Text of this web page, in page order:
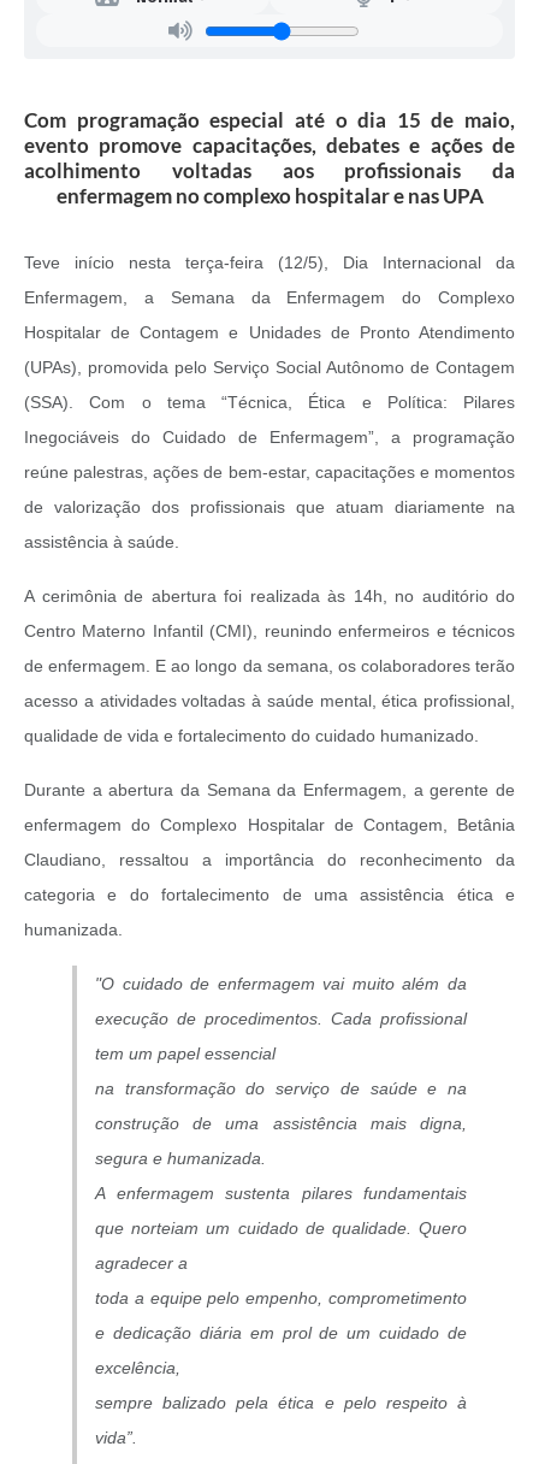
Com programação especial até o dia 15 de maio,
evento promove capacitações, debates e ações de
acolhimento voltadas aos profissionais da
enfermagem no complexo hospitalar e nas UPA
Teve início nesta terça-feira (12/5), Dia Internacional da
Enfermagem, a Semana da Enfermagem do Complexo
Hospitalar de Contagem e Unidades de Pronto Atendimento
(UPAs), promovida pelo Serviço Social Autônomo de Contagem
(SSA). Com o tema “Técnica, Ética e Política: Pilares
Inegociáveis do Cuidado de Enfermagem”, a programação
reúne palestras, ações de bem-estar, capacitações e momentos
de valorização dos profissionais que atuam diariamente na
assistência à saúde.
A cerimônia de abertura foi realizada às 14h, no auditório do
Centro Materno Infantil (CMI), reunindo enfermeiros e técnicos
de enfermagem. E ao longo da semana, os colaboradores terão
acesso a atividades voltadas à saúde mental, ética profissional,
qualidade de vida e fortalecimento do cuidado humanizado.
Durante a abertura da Semana da Enfermagem, a gerente de
enfermagem do Complexo Hospitalar de Contagem, Betânia
Claudiano, ressaltou a importância do reconhecimento da
categoria e do fortalecimento de uma assistência ética e
humanizada.
"O cuidado de enfermagem vai muito além da
execução de procedimentos. Cada profissional
tem um papel essencial
na transformação do serviço de saúde e na
construção de uma assistência mais digna,
segura e humanizada.
A enfermagem sustenta pilares fundamentais
que norteiam um cuidado de qualidade. Quero
agradecer a
toda a equipe pelo empenho, comprometimento
e dedicação diária em prol de um cuidado de
excelência,
sempre balizado pela ética e pelo respeito à
vida”.